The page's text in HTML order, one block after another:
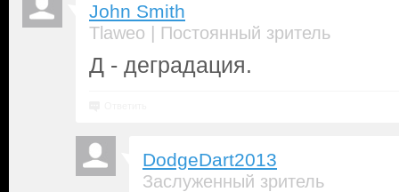
John Smith
Tlaweo | Постоянный зритель
Д - деградация.
DodgeDart2013
Заслуженный зритель